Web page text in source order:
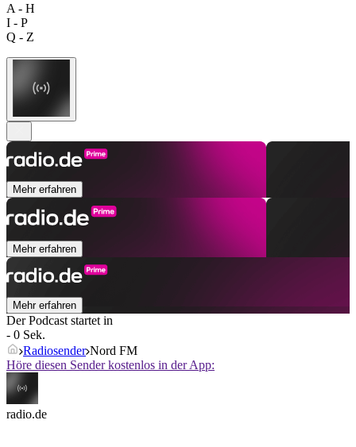
A - H
I - P
Q - Z
Mehr erfahren
Mehr erfahren
Mehr erfahren
Der Podcast startet in
- 0 Sek.
Radiosender Nord FM
Höre diesen Sender kostenlos in der App:
radio.de